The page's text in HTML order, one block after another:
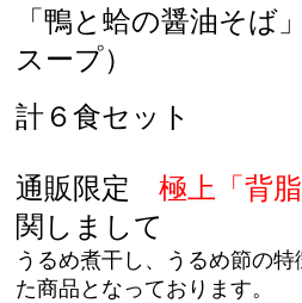
「鴨と蛤の醤油そば
スープ）
計６食セット
通販限定極上「背
関しまして
うるめ煮干し、うるめ節の
た商品となっております。